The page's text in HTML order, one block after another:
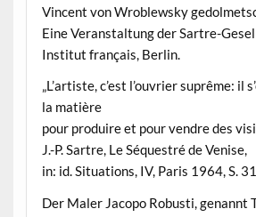
Vincent von Wroblewsky
Eine Veranstaltung der Sartre-
Institut français, Berlin.
„L’artiste, c’est l’ouvrier suprême: il
la matière
pour produire et pour vendre des
J.-P. Sartre, Le Séquestré de Venise,
in: id. Situations, IV, Paris 1964, S.
Der Maler Jacopo Robusti,